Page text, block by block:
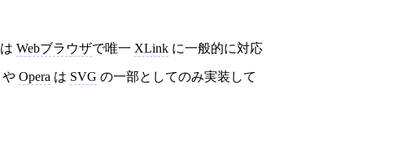
は Webブラウザで唯一 XLink に一般的に対応
や Opera は SVG の一部としてのみ実装して